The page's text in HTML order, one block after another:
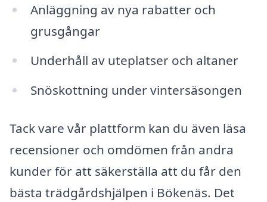
Anläggning av nya rabatter och
grusgångar
Underhåll av uteplatser och altaner
Snöskottning under vintersäsongen
Tack vare vår plattform kan du även läsa
recensioner och omdömen från andra
kunder för att säkerställa att du får den
bästa trädgårdshjälpen i Bökenäs. Det